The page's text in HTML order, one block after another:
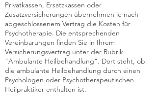
Privatkassen, Ersatzkassen oder
Zusatzversicherungen übernehmen je nach
abgeschlossenem Vertrag die Kosten für
Psychotherapie. Die entsprechenden
Vereinbarungen finden Sie in Ihrem
Versicherungsvertrag unter der Rubrik
"Ambulante Heilbehandlung". Dort steht, ob
die ambulante Heilbehandlung durch einen
Psychologen oder Psychotherapeutischen
Heilpraktiker enthalten ist.